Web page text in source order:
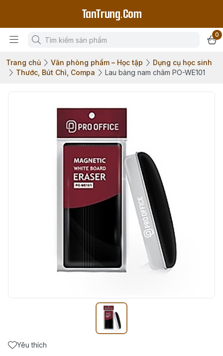
TanTrung.Com
0
Trang chủ Văn phòng phẩm – Học tập
Dụng cụ học sinh
Thước, Bút Chì, Compa
Lau bảng nam châm PO-WE101
Yêu thích